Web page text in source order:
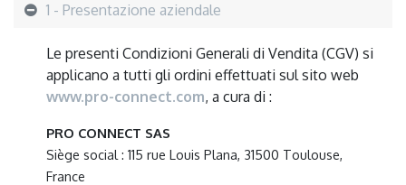
1 - Presentazione aziendale
Le presenti Condizioni Generali di Vendita (CGV) si
applicano a tutti gli ordini effettuati sul sito web
www.pro-connect.com, a cura di :
PRO CONNECT SAS
Siège social : 115 rue Louis Plana, 31500 Toulouse,
France